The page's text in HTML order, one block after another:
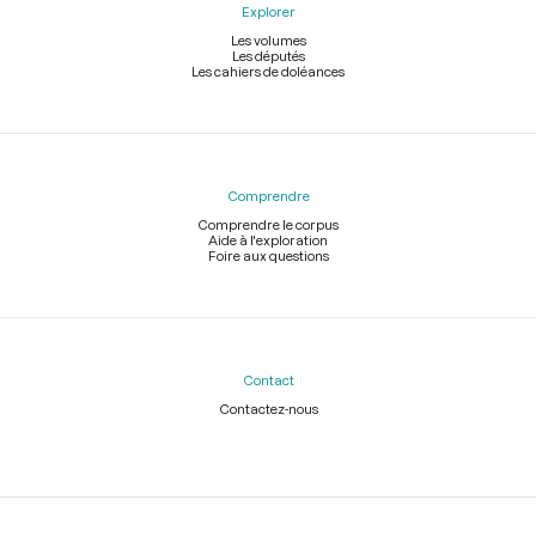
Explorer
Les volumes
Les députés
Les cahiers de doléances
Comprendre
Comprendre le corpus
Aide à l'exploration
Foire aux questions
Contact
Contactez-nous
Légal